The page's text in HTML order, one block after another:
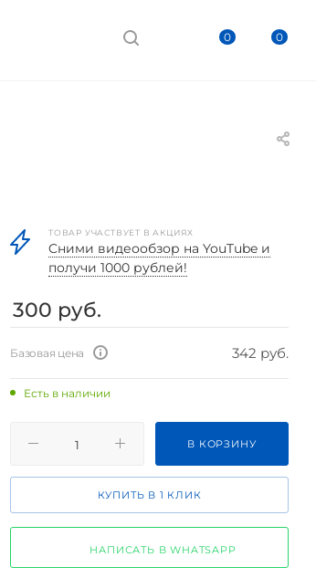
0 0
ТОВАР УЧАСТВУЕТ В АКЦИЯХ
Cними видеообзор на YouTube и
получи 1000 рублей!
300 руб.
Базовая цена 342 руб.
Есть в наличии
В КОРЗИНУ
КУПИТЬ В 1 КЛИК
НАПИСАТЬ В WHATSAPP